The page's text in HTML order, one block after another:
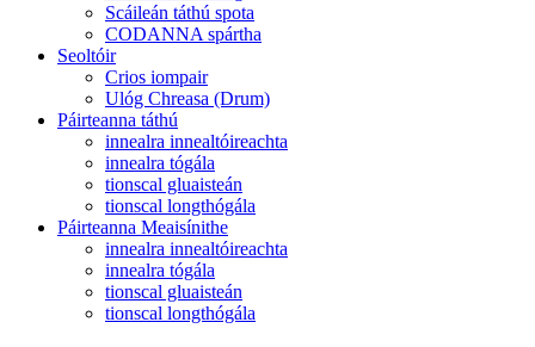
Scáileán táthú spota
CODANNA spártha
Seoltóir
Crios iompair
Ulóg Chreasa (Drum)
Páirteanna táthú
innealra innealtóireachta
innealra tógála
tionscal gluaisteán
tionscal longthógála
Páirteanna Meaisínithe
innealra innealtóireachta
innealra tógála
tionscal gluaisteán
tionscal longthógála